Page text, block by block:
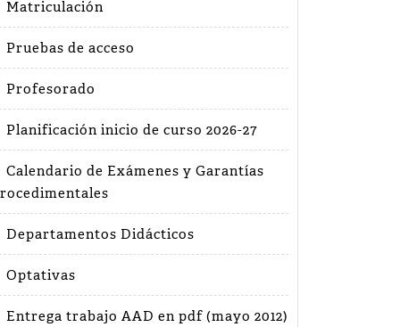
Matriculación
Pruebas de acceso
Profesorado
Planificación inicio de curso 2026-27
Calendario de Exámenes y Garantías
Departamentos Didácticos
Optativas
Entrega trabajo AAD en pdf (mayo 2012)